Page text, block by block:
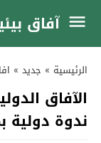
آفاق
الرئيسية » جديد »
الآفاق
ندوة دولية